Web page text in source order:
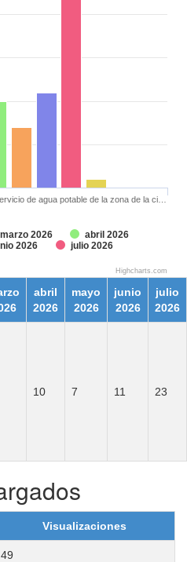
marzo 2026
abril 2026
2026
julio 2026
de agua potable de la zona de la ci…
Highcharts.com
abril
2026
mayo
2026
junio
2026
julio
2026
10 7 11 23
Visualizaciones
49